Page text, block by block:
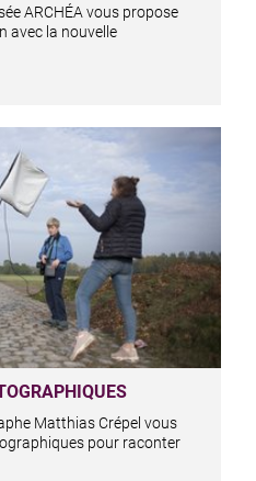
ARCHÉA vous propose
avec la nouvelle
Matthias Crépel vous
pour raconter